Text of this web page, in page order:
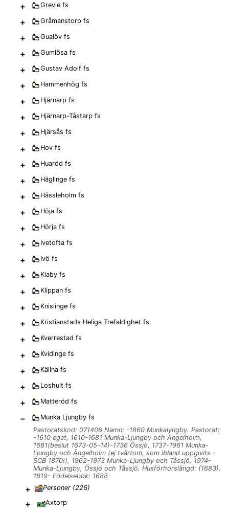
+ Grevie fs
+ Gråmanstorp fs
+ Gualöv fs
+ Gumlösa fs
+ Gustav Adolf fs
+ Hammenhög fs
+ Hjärnarp fs
+ Hjärnarp-Tåstarp fs
+ Hjärsås fs
+ Hov fs
+ Huaröd fs
+ Häglinge fs
+ Hässleholm fs
+ Höja fs
+ Hörja fs
+ Ivetofta fs
+ Ivö fs
+ Kiaby fs
+ Klippan fs
+ Knislinge fs
+ Kristianstads Heliga Trefaldighet fs
+ Kverrestad fs
+ Kvidinge fs
+ Källna fs
+ Loshult fs
+ Matteröd fs
− Munka Ljungby fs
Pastoratskod: 071406 Namn: -1860 Munkalyngby. Pastorat:
-1610 eget, 1610-1681 Munka-Ljungby och Ängelholm,
1681(beslut 1673-05-14)-1736 Össjö, 1737-1961 Munka-
Ljungby och Ängelholm (ej tvärtom, som ibland uppgivits -
SCB 1870!), 1962-1973 Munka-Ljungby och Tåssjö, 1974-
Munka-Ljungby, Össjö och Tåssjö. Husförhörslängd: (1683),
1819- Födelsebok: 1688
+ Personer (226)
+ Axtorp